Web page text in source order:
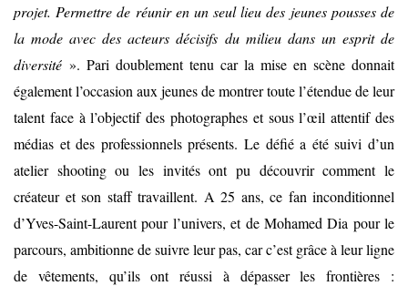
projet. Permettre de réunir en un seul lieu des jeunes pousses de
la mode avec des acteurs décisifs du milieu dans un esprit de
diversité ». Pari doublement tenu car la mise en scène donnait
également l’occasion aux jeunes de montrer toute l’étendue de leur
talent face à l’objectif des photographes et sous l’œil attentif des
médias et des professionnels présents. Le défié a été suivi d’un
atelier shooting ou les invités ont pu découvrir comment le
créateur et son staff travaillent. A 25 ans, ce fan inconditionnel
d’Yves-Saint-Laurent pour l’univers, et de Mohamed Dia pour le
parcours, ambitionne de suivre leur pas, car c’est grâce à leur ligne
de vêtements, qu’ils ont réussi à dépasser les frontières :